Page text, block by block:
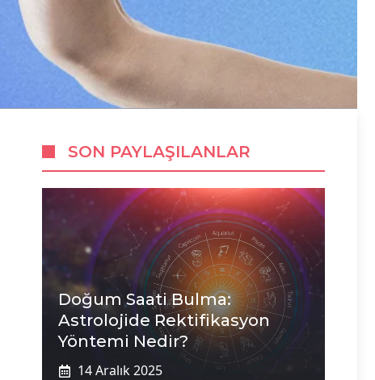
SON PAYLAŞILANLAR
Doğum Saati Bulma:
Astrolojide Rektifikasyon
Yöntemi Nedir?
14 Aralık 2025